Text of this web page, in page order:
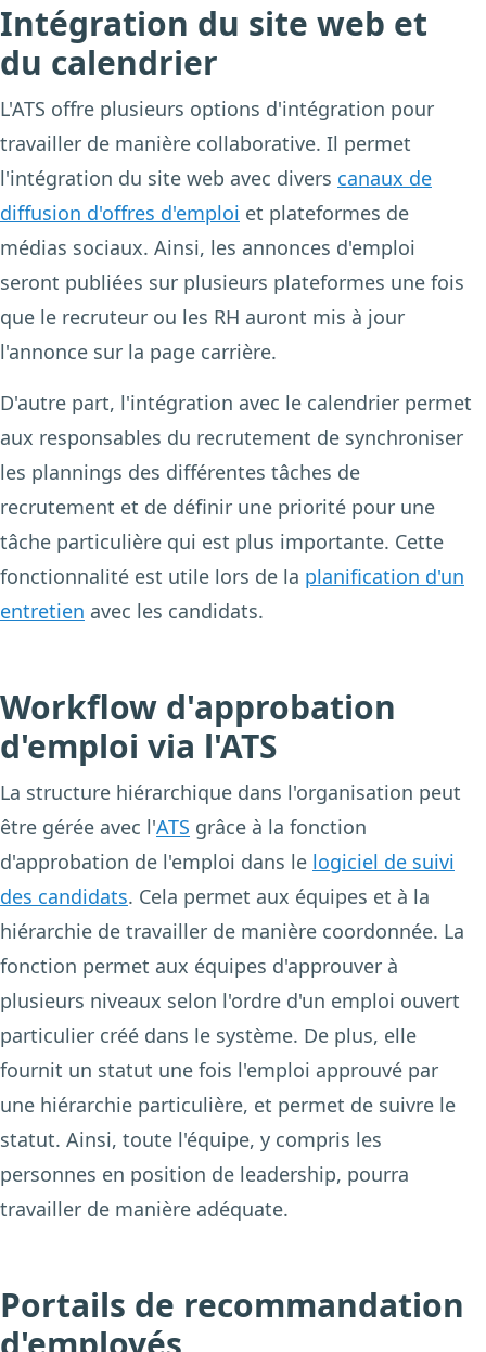
Intégration du site web et
du calendrier
L'ATS offre plusieurs options d'intégration pour
travailler de manière collaborative. Il permet
l'intégration du site web avec divers canaux de
diffusion d'offres d'emploi et plateformes de
médias sociaux. Ainsi, les annonces d'emploi
seront publiées sur plusieurs plateformes une fois
que le recruteur ou les RH auront mis à jour
l'annonce sur la page carrière.
D'autre part, l'intégration avec le calendrier permet
aux responsables du recrutement de synchroniser
les plannings des différentes tâches de
recrutement et de définir une priorité pour une
tâche particulière qui est plus importante. Cette
fonctionnalité est utile lors de la planification d'un
entretien avec les candidats.
Workflow d'approbation
d'emploi via l'ATS
La structure hiérarchique dans l'organisation peut
être gérée avec l'ATS grâce à la fonction
d'approbation de l'emploi dans le logiciel de suivi
des candidats. Cela permet aux équipes et à la
hiérarchie de travailler de manière coordonnée. La
fonction permet aux équipes d'approuver à
plusieurs niveaux selon l'ordre d'un emploi ouvert
particulier créé dans le système. De plus, elle
fournit un statut une fois l'emploi approuvé par
une hiérarchie particulière, et permet de suivre le
statut. Ainsi, toute l'équipe, y compris les
personnes en position de leadership, pourra
travailler de manière adéquate.
Portails de recommandation